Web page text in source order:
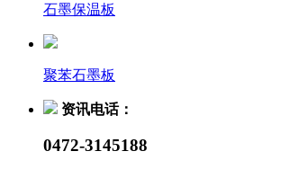
石墨保温板
聚苯石墨板
资讯电话：
0472-3145188